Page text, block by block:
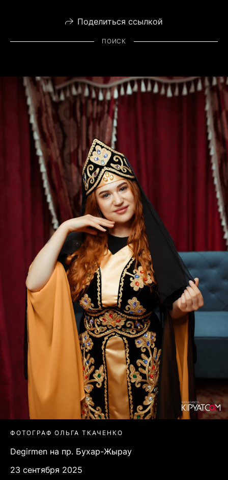
Поделиться ссылкой
ПОИСК
ФОТОГРАФ ОЛЬГА ТКАЧЕНКО
Degirmen на пр. Бухар-Жырау
23 сентября 2025